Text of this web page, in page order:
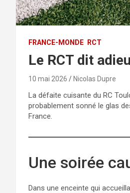
FRANCE-MONDE RCT
Le RCT dit
10 mai 2026 Nicolas Dupre
La défaite cuisante du RC
probablement sonné le glas
France.
Une soirée
Dans une enceinte qui